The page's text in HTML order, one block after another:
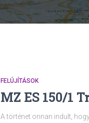
FELÚJÍTÁSOK
MZ ES 150/1
A történet onnan indult,